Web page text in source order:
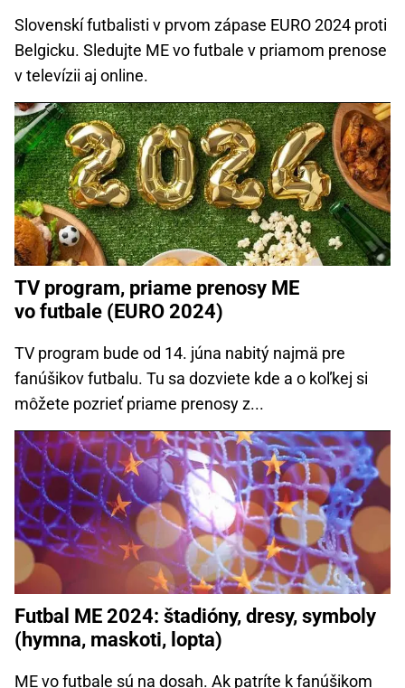
Slovenskí futbalisti v prvom zápase EURO 2024 proti
Belgicku. Sledujte ME vo futbale v priamom prenose
v televízii aj online.
TV program, priame prenosy ME
vo futbale (EURO 2024)
TV program bude od 14. júna nabitý najmä pre
fanúšikov futbalu. Tu sa dozviete kde a o koľkej si
môžete pozrieť priame prenosy z...
Futbal ME 2024: štadióny, dresy, symboly
(hymna, maskoti, lopta)
ME vo futbale sú na dosah. Ak patríte k fanúšikom